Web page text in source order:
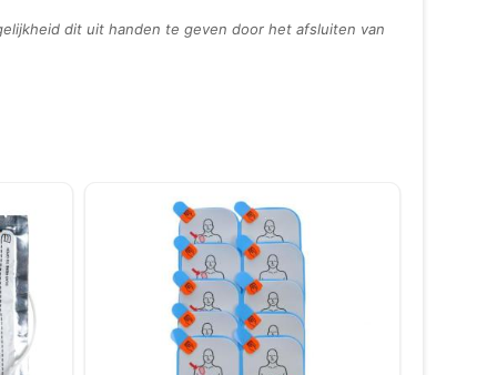
dit uit handen te geven door het afsluiten van